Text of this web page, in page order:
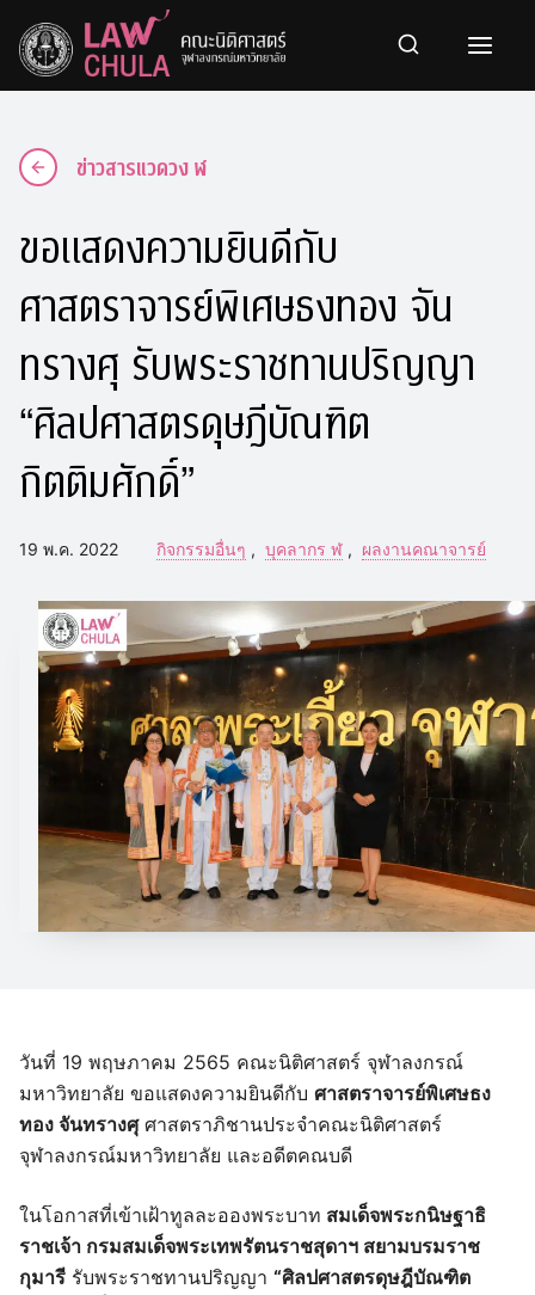
content
ข่าวสารแวดวง ฬ
ขอแสดงความยินดีกับ
ศาสตราจารย์พิเศษธงทอง จัน
ทรางศุ รับพระราชทานปริญญา
“ศิลปศาสตรดุษฎีบัณฑิต
กิตติมศักดิ์”
19 พ.ค. 2022 กิจกรรมอื่นๆ บุคลากร ฬ ผลงานคณาจารย์
วันที่ 19 พฤษภาคม 2565 คณะนิติศาสตร์ จุฬาลงกรณ์
มหาวิทยาลัย ขอแสดงความยินดีกับ ศาสตราจารย์พิเศษธง
ทอง จันทรางศุศาสตราภิชานประจำคณะนิติศาสตร์
จุฬาลงกรณ์มหาวิทยาลัย และอดีตคณบดี
ในโอกาสที่เข้าเฝ้าทูลละอองพระบาท สมเด็จพระกนิษฐาธิ
ราชเจ้า กรมสมเด็จพระเทพรัตนราชสุดาฯ สยามบรมราช
กุมารี รับพระราชทานปริญญา “ศิลปศาสตรดุษฎีบัณฑิต